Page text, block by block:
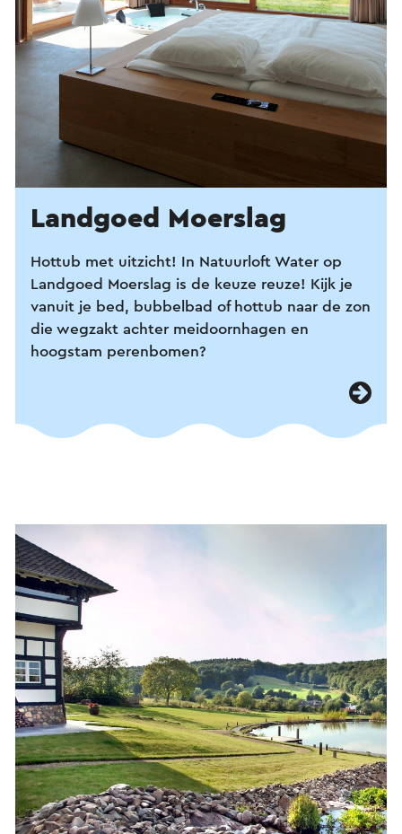
Landgoed Moerslag
Hottub met uitzicht! In Natuurloft Water op
Landgoed Moerslag is de keuze reuze! Kijk je
vanuit je bed, bubbelbad of hottub naar de zon
die wegzakt achter meidoornhagen en
hoogstam perenbomen?